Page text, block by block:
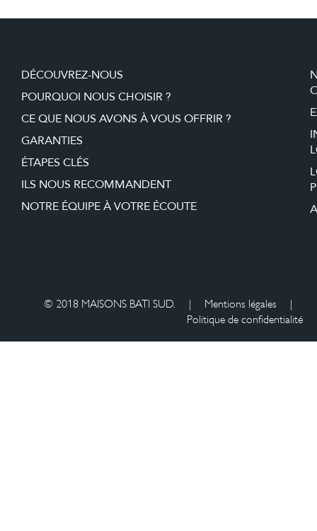
DÉCOUVREZ-NOUS
POURQUOI NOUS CHOISIR ?
CE QUE NOUS AVONS À VOUS OFFRIR ?
GARANTIES
ÉTAPES CLÉS
ILS NOUS RECOMMANDENT
NOTRE ÉQUIPE À VOTRE ÉCOUTE
© 2018 MAISONS BATI SUD. | Mentions légales
|
Politique de confidentialité